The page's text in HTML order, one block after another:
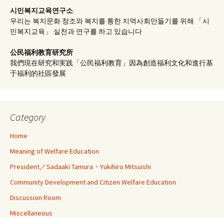
시민복지교육연구소
우리는 복지문화 창조와 복지를 통한 지역사회만들기를 위해 「시
민복지교육」 실천과 연구를 하고 있습니다
公民福利教育研究所
我們現在研究和実践「公民福利教育」因為創造福利文化和進行基
于福利的社區發展
Category
Home
Meaning of Welfare Education
President／Sadaaki Tamura・Yukihiro Mitsuishi
Community Development and Citizen Welfare Education
Discussion Room
Miscellaneous